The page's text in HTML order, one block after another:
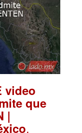
video
que
|
.